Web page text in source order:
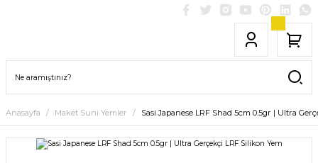
Anasayfa Maket Suni Yemler Sasi Japanese LRF Shad 5cm 0.5gr | Ultra